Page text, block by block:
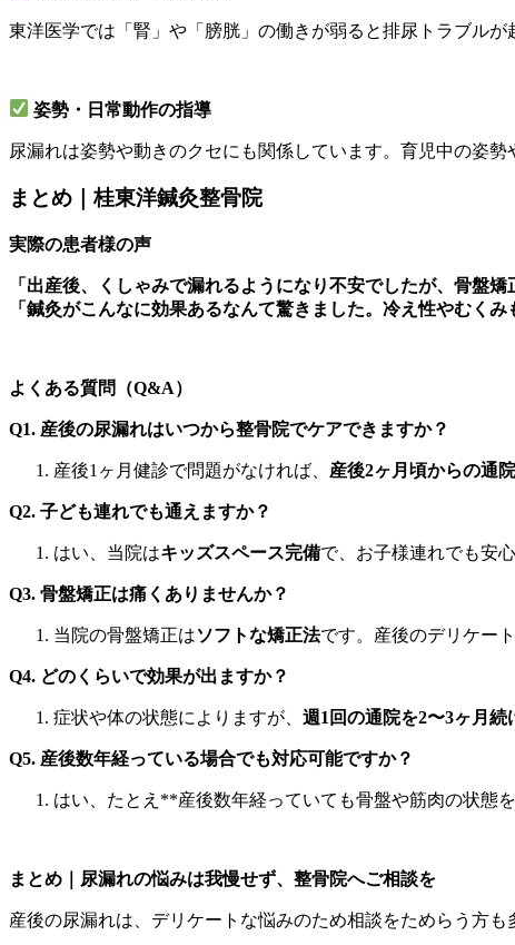
東洋医学では「腎」や「膀胱」の働きが弱ると排尿トラブル
姿勢・日常動作の指導
尿漏れは姿勢や動きのクセにも関係しています。育児中の姿勢
まとめ｜桂東洋鍼灸整骨院
実際の患者様の声
「出産後、くしゃみで漏れるようになり不安でしたが、骨盤
「鍼灸がこんなに効果あるなんて驚きました。冷え性やむく
よくある質問（Q&A）
Q1. 産後の尿漏れはいつから整骨院でケアできますか？
産後1ヶ月健診で問題がなければ、 産後2ヶ月頃からの通
Q2. 子ども連れでも通えますか？
はい、当院はキッズスペース完備で、お子様連れでも安
Q3. 骨盤矯正は痛くありませんか？
当院の骨盤矯正はソフトな矯正法です。産後のデリケー
Q4. どのくらいで効果が出ますか？
症状や体の状態によりますが、 週1回の通院を2〜3ヶ月
Q5. 産後数年経っている場合でも対応可能ですか？
はい、たとえ**産後数年経っていても骨盤や筋肉の状態
まとめ｜尿漏れの悩みは我慢せず、整骨院へご相談を
産後の尿漏れは、デリケートな悩みのため相談をためらう方も